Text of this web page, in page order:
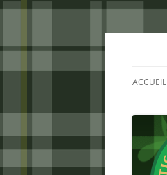
Aller
ACCUEIL